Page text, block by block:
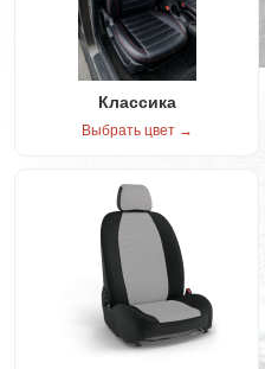
Классика
Выбрать цвет →